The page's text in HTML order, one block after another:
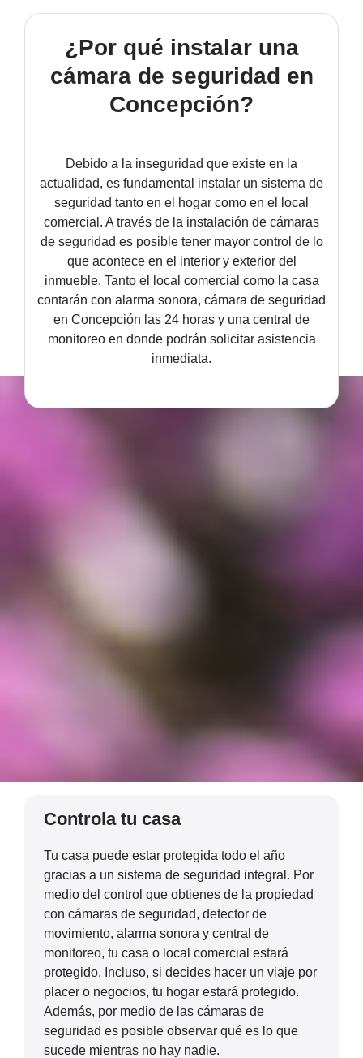
ALARMA ANTI OKUPA
LECTOR DE LLAVES
MANDO A DISTANCIA
SENSORES DE
MOVIMIENTO
SENSOR PERIMETRAL
DETECTOR DE HUMO
CENTRAL DE ALARMAS
COMUNICACIONES
¿Por qué instalar una
cámara de seguridad en
Concepción?
Debido a la inseguridad que existe en la
actualidad, es fundamental instalar un sistema de
seguridad tanto en el hogar como en el local
comercial. A través de la instalación de cámaras
de seguridad es posible tener mayor control de lo
que acontece en el interior y exterior del
inmueble. Tanto el local comercial como la casa
contarán con alarma sonora, cámara de seguridad
en Concepción las 24 horas y una central de
monitoreo en donde podrán solicitar asistencia
inmediata.
Controla tu casa
Tu casa puede estar protegida todo el año
gracias a un sistema de seguridad integral. Por
medio del control que obtienes de la propiedad
con cámaras de seguridad, detector de
movimiento, alarma sonora y central de
monitoreo, tu casa o local comercial estará
protegido. Incluso, si decides hacer un viaje por
placer o negocios, tu hogar estará protegido.
Además, por medio de las cámaras de
seguridad es posible observar qué es lo que
sucede mientras no hay nadie.